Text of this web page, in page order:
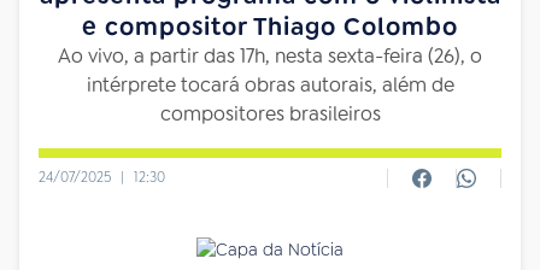
e compositor Thiago Colombo
Ao vivo, a partir das 17h, nesta sexta-feira (26), o
intérprete tocará obras autorais, além de
compositores brasileiros
24/07/2025 | 12:30